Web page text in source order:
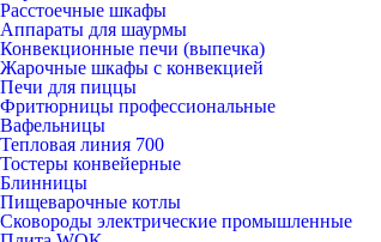
Расcтоечные шкафы
Аппараты для шаурмы
Конвекционные печи (выпечка)
Жарочные шкафы с конвекцией
Печи для пиццы
Фритюрницы профессиональные
Вафельницы
Тепловая линия 700
Тостеры конвейерные
Блинницы
Пищеварочные котлы
Сковороды электрические промышленные